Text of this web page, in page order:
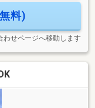
料)
わせページへ移動します